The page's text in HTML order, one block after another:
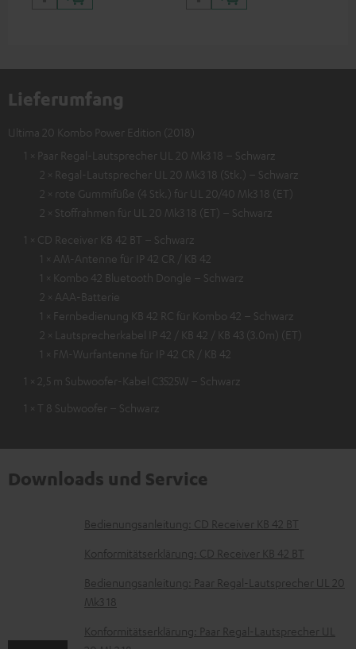
Lieferumfang
Ultima 20 Kombo Power Edition (2018)
1 × Paar Regal-Lautsprecher UL 20 Mk3 18 – Schwarz
2 × Regal-Lautsprecher UL 20 Mk3 18 (Stk.) – Schwarz
2 × rote Gummifüße (4 Stk.) für UL 20/40 Mk3 18 (ET)
2 × Stoffrahmen für UL 20 Mk3 18 (ET) – Schwarz
1 × CD Receiver KB 42 BT – Schwarz
1 × AM-Antenne für IP 42 CR / KB 42
1 × Kombo 42 Bluetooth Dongle – Schwarz
2 × AAA-Batterie
1 × Fernbedienung KB 42 RC für Kombo 42 – Schwarz
2 × Lautsprecherkabel IP 42 / KB 42 / KB 43 (3.0m) (ET)
1 × FM-Wurfantenne für IP 42 CR / KB 42
1 × 2,5 m Subwoofer-Kabel C3525W – Schwarz
1 × T 8 Subwoofer – Schwarz
Downloads und Service
D
o
u
e
Bedienungsanleitung: CD Receiver KB 42 BT
Konformitätserklärung: CD Receiver KB 42 BT
Bedienungsanleitung: Paar Regal-Lautsprecher UL 20
Mk3 18
Konformitätserklärung: Paar Regal-Lautsprecher UL